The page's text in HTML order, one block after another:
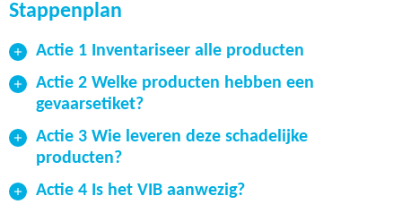
Stappenplan
Actie 1 Inventariseer alle producten
Actie 2 Welke producten hebben een
gevaarsetiket?
Actie 3 Wie leveren deze schadelijke
producten?
Actie 4 Is het VIB aanwezig?